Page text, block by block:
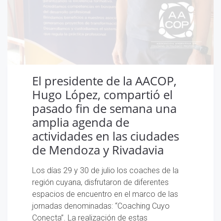
El presidente de la AACOP,
Hugo López, compartió el
pasado fin de semana una
amplia agenda de
actividades en las ciudades
de Mendoza y Rivadavia
Los días 29 y 30 de julio los coaches de la
región cuyana, disfrutaron de diferentes
espacios de encuentro en el marco de las
jornadas denominadas: “Coaching Cuyo
Conecta”. La realización de estas